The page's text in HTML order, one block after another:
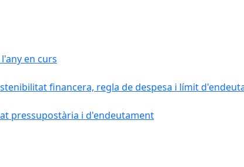
en curs
financera, regla de despesa i límit
pressupostària i d'endeutament